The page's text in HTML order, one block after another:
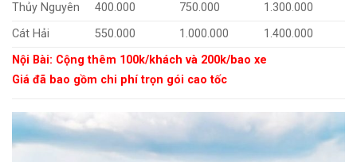
Thủy Nguyên
400.000 750.000
1.300.000
Cát Hải
550.000 1.000.000
1.400.000
Nội Bài: Cộng thêm 100k/khách và 200k/bao xe
Giá đã bao gồm chi phí trọn gói cao tốc